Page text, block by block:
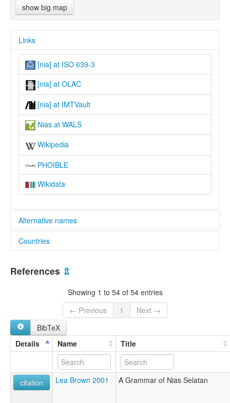
show big map
Links
[nia] at ISO 639-3
[nia] at OLAC
[nia] at IMTVault
Nias at WALS
Wikipedia
PHOIBLE
Wikidata
Alternative names
lexvo:
Nias [en]
Nias language [en]
Ниасский язык [ru]
moseley & asher (1994):
Nias
multitree:
Batu
ruhlen (1987):
Nias
wals:
Countries
Indonesia [ID]
References ⇫
Showing 1 to 54 of 54 entries
← Previous
1
Next →
BibTeX
Details
Name Title
citation Lea Brown 2001 A Grammar of Nias Selatan